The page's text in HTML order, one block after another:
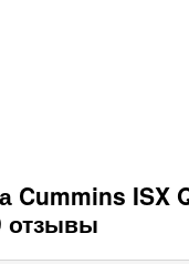
Cummins ISX
отзывы